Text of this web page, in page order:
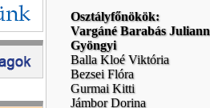
Osztályfőnökök:
Vargáné Barabás
Gyöngyi
Balla Kloé Viktória
Bezsei Flóra
Gurmai Kitti
Jámbor Dorina